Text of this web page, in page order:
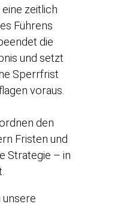
zeitlich
Führens
die
und setzt
Sperrfrist
voraus.
den
Fristen und
Strategie – in
unsere